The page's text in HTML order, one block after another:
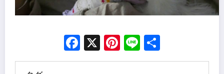
Facebook
X Pinterest
Line